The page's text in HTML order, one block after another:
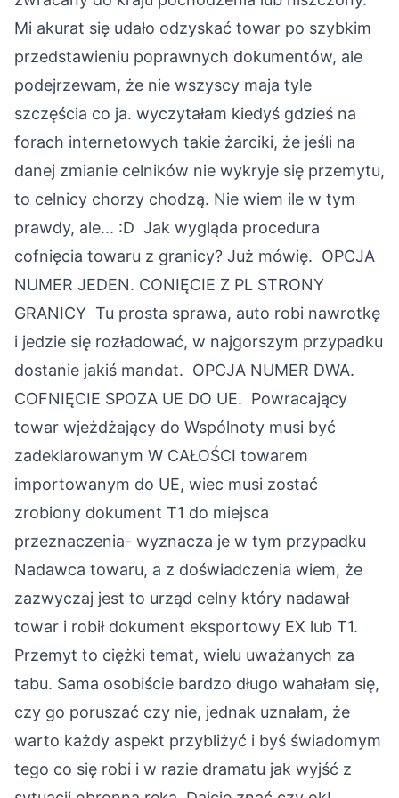
Mi akurat się udało odzyskać towar po szybkim
przedstawieniu poprawnych dokumentów, ale
podejrzewam, że nie wszyscy maja tyle
szczęścia co ja. wyczytałam kiedyś gdzieś na
forach internetowych takie żarciki, że jeśli na
danej zmianie celników nie wykryje się przemytu,
to celnicy chorzy chodzą. Nie wiem ile w tym
prawdy, ale... :D Jak wygląda procedura
cofnięcia towaru z granicy? Już mówię. OPCJA
NUMER JEDEN. CONIĘCIE Z PL STRONY
GRANICY Tu prosta sprawa, auto robi nawrotkę
i jedzie się rozładować, w najgorszym przypadku
dostanie jakiś mandat. OPCJA NUMER DWA.
COFNIĘCIE SPOZA UE DO UE. Powracający
towar wjeżdżający do Wspólnoty musi być
zadeklarowanym W CAŁOŚCI towarem
importowanym do UE, wiec musi zostać
zrobiony dokument T1 do miejsca
przeznaczenia- wyznacza je w tym przypadku
Nadawca towaru, a z doświadczenia wiem, że
zazwyczaj jest to urząd celny który nadawał
towar i robił dokument eksportowy EX lub T1.
Przemyt to ciężki temat, wielu uważanych za
tabu. Sama osobiście bardzo długo wahałam się,
czy go poruszać czy nie, jednak uznałam, że
warto każdy aspekt przybliżyć i byś świadomym
tego co się robi i w razie dramatu jak wyjść z